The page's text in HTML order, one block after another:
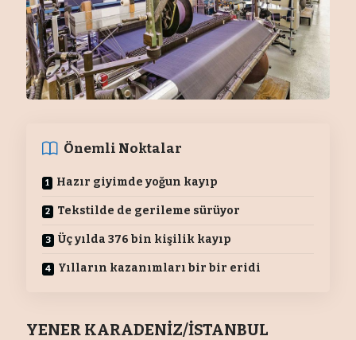
Önemli Noktalar
Hazır giyimde yoğun kayıp
Tekstilde de gerileme sürüyor
Üç yılda 376 bin kişilik kayıp
Yılların kazanımları bir bir eridi
YENER KARADENİZ/İSTANBUL